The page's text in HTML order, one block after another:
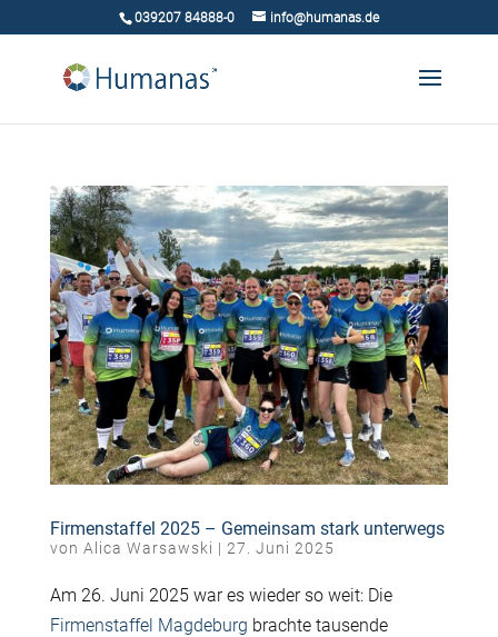
039207 84888-0 info@humanas.de
Firmenstaffel 2025 – Gemeinsam stark unterwegs
von Alica Warsawski | 27. Juni 2025
Am 26. Juni 2025 war es wieder so weit: Die
Firmenstaffel Magdeburg brachte tausende